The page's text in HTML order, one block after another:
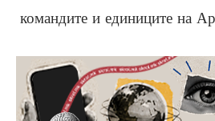
командите и единиците на